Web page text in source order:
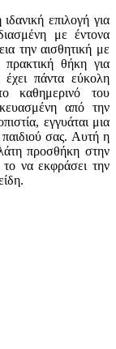
επιλογή για
με έντονα
την αισθητική με
πρακτική θήκη για
έχει πάντα εύκολη
καθημερινό του
από την
εγγυάται μια
σας. Αυτή η
προσθήκη στην
το να εκφράσει την